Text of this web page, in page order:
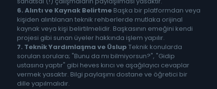
6. Alıntı ve Kaynak BelirtmeBaşka bir platformdan veya
kişiden alıntılanan teknik rehberlerde mutlaka orijinal
kaynak veya kişi belirtilmelidir. Başkasının emeğini kendi
projesi gibi sunan üyeler hakkında işlem yapılır.
7. Teknik Yardımlaşma ve Üslup Teknik konularda
sorulan sorulara; "Bunu da mı bilmiyorsun?", "Gidip
ustasına yaptır" gibi heves kırıcı ve aşağılayıcı cevaplar
vermek yasaktır. Bilgi paylaşımı dostane ve öğretici bir
dille yapılmalıdır.